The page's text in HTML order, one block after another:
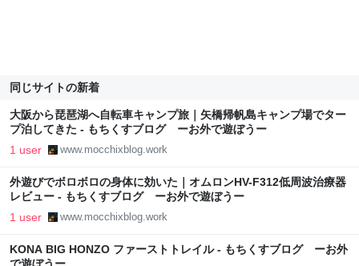
同じサイトの新着
大阪から琵琶湖へ自転車キャンプ旅｜矢橋帰帆島キャンプ場でター
プ泊してきた - もちくすブログ ーお外で遊ぼうー
1 user www.mocchixblog.work
外遊びでボロボロの身体に効いた｜オムロンHV-F312低周波治療器
レビュー - もちくすブログ ーお外で遊ぼうー
1 user www.mocchixblog.work
KONA BIG HONZO ファーストトレイル - もちくすブログ ーお外